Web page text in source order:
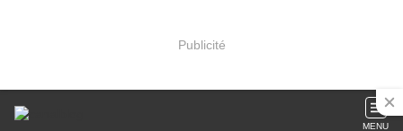
Publicité
MENU